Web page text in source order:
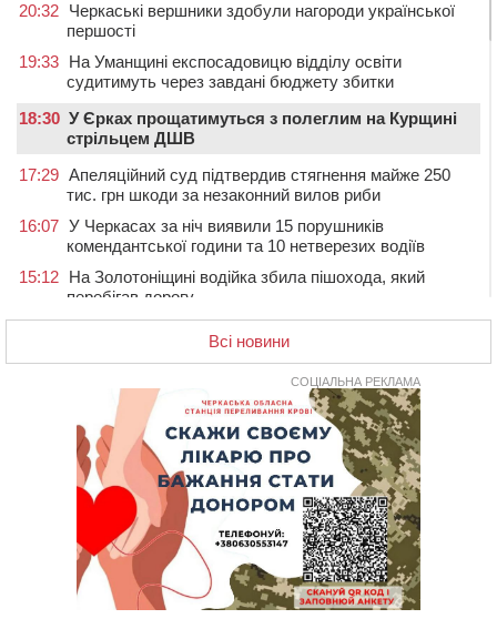
20:32 Черкаські вершники здобули нагороди української
першості
19:33 На Уманщині експосадовицю відділу освіти
судитимуть через завдані бюджету збитки
18:30 У Єрках прощатимуться з полеглим на Курщині
стрільцем ДШВ
17:29 Апеляційний суд підтвердив стягнення майже 250
тис. грн шкоди за незаконний вилов риби
16:07 У Черкасах за ніч виявили 15 порушників
комендантської години та 10 нетверезих водіїв
15:12 На Золотоніщині водійка збила пішохода, який
перебігав дорогу
під охорону 188-річну церкву
У Смілі біля магазину під колесами вантажівки
загинула жінка
У Черкасах пропонують для приватизації
п’ятиповерховий об’єкт у центрі міста
Не вистачає стажу для пенсії: як його докупити та що
потрібно знати
У Черкасах виявили низку недоліків у гуртожитку, де
проживають ВПО
07 СЕРПНЯ 2026, П'ЯТНИЦЯ
На Черкащині врятували рідкісного чорного грифа
Всі новини
СОЦІАЛЬНА РЕКЛАМА